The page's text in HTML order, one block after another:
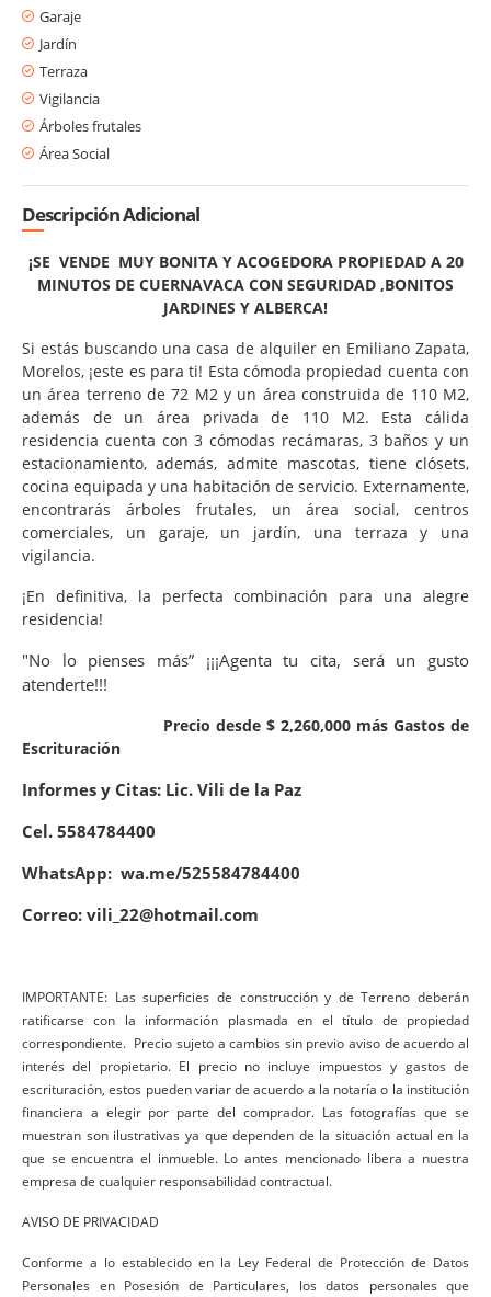
Garaje
Jardín
Terraza
Vigilancia
Árboles frutales
Área Social
Descripción Adicional
¡SE VENDE MUY BONITA Y ACOGEDORA PROPIEDAD A 20
MINUTOS DE CUERNAVACA CON SEGURIDAD ,BONITOS
JARDINES Y ALBERCA!
Si estás buscando una casa de alquiler en Emiliano Zapata,
Morelos, ¡este es para ti! Esta cómoda propiedad cuenta con
un área terreno de 72 M2 y un área construida de 110 M2,
además de un área privada de 110 M2. Esta cálida
residencia cuenta con 3 cómodas recámaras, 3 baños y un
estacionamiento, además, admite mascotas, tiene clósets,
cocina equipada y una habitación de servicio. Externamente,
encontrarás árboles frutales, un área social, centros
comerciales, un garaje, un jardín, una terraza y una
vigilancia.
¡En definitiva, la perfecta combinación para una alegre
residencia!
"No lo pienses más” ¡¡¡Agenta tu cita, será un gusto
atenderte!!!
Precio desde $ 2,260,000 más Gastos de
Escrituración
Informes y Citas: Lic. Vili de la Paz
Cel. 5584784400
WhatsApp: wa.me/525584784400
Correo: vili_22@hotmail.com
IMPORTANTE: Las superficies de construcción y de Terreno deberán
ratificarse con la información plasmada en el título de propiedad
correspondiente. Precio sujeto a cambios sin previo aviso de acuerdo al
interés del propietario. El precio no incluye impuestos y gastos de
escrituración, estos pueden variar de acuerdo a la notaría o la institución
financiera a elegir por parte del comprador. Las fotografías que se
muestran son ilustrativas ya que dependen de la situación actual en la
que se encuentra el inmueble. Lo antes mencionado libera a nuestra
empresa de cualquier responsabilidad contractual.
AVISO DE PRIVACIDAD
Conforme a lo establecido en la Ley Federal de Protección de Datos
Personales en Posesión de Particulares, los datos personales que